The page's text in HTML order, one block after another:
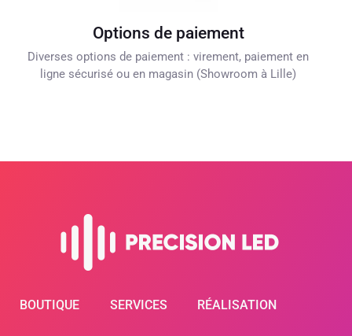
Options de paiement
Diverses options de paiement : virement, paiement en
ligne sécurisé ou en magasin (Showroom à Lille)
BOUTIQUE SERVICES RÉALISATION